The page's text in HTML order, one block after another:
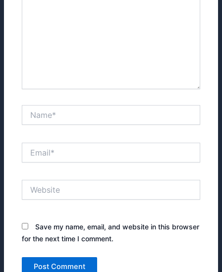
Save my name, email, and website in this browser
for the next time I comment.